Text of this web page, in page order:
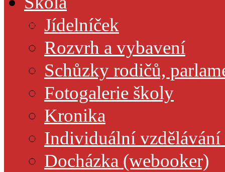
Jídelníček
Rozvrh a vybavení
Schůzky rodičů,
Fotogalerie školy
Kronika
Individuální vzdělávání
Docházka (webooker)